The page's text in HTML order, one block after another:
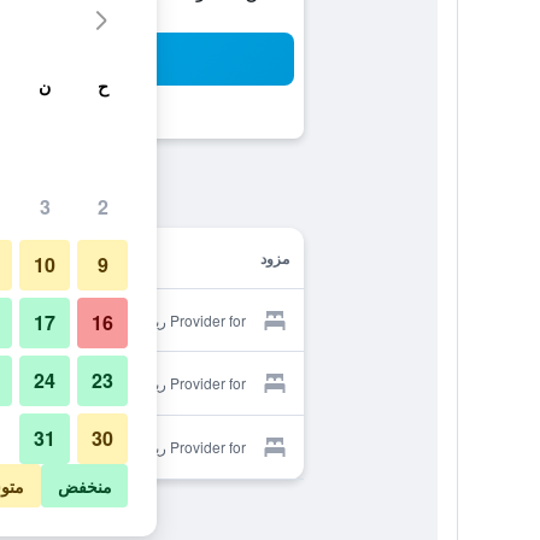
مزود
Provider for ريد هاوس هانوك بنسيون
Provider for ريد هاوس هانوك بنسيون
Provider for ريد هاوس هانوك بنسيون
ح ن
2
3
9
10
16
17
23
24
30
31
منخفض